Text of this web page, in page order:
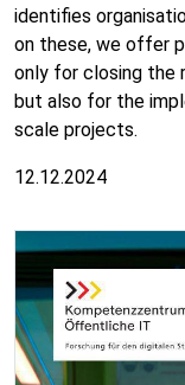
identifies
on these, we offer
only for closing the
but also for the
scale projects.
12.12.2024